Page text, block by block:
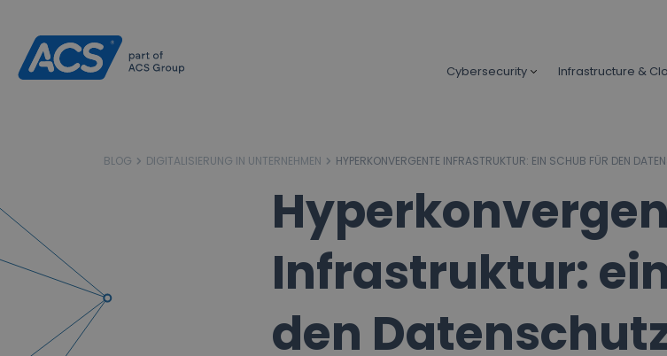
Cybersecurity Infrastructure &
BLOG DIGITALISIERUNG IN UNTERNEHMEN HYPERKONVERGENTE INFRASTRUKTUR: EIN SCHUB FÜR DEN
Infrastruktur:
den